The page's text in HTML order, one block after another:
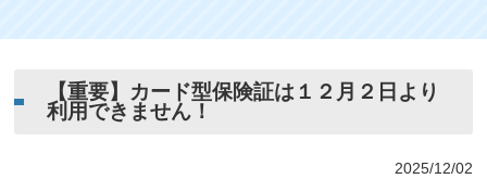
【重要】カード型保険証は１２月２日より
利用できません！
2025/12/02